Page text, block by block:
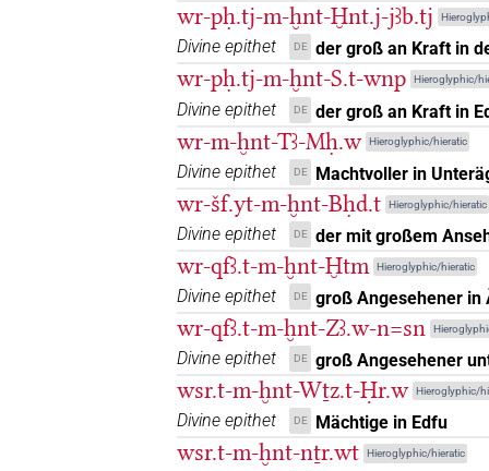
𓐝𓃿 | 1× PREP (1)
𓐝𓃿𓏏 | 36× PREP (e.g.1 ,2,3,4,5,
𓐝𓃿𓏤 | 2× PREP (1,2)
𓐝𓏃 | 2× PREP (1,2) | 1×
𓐝𔍹 | 1× PREP(infl. unedited) (1)
𓐝𔍹𓈖𓏏𓏏 | 1× (1)
𓐝𔍹𓈖𓏏𓏭 | 1× PREP(infl. unedited) (1)
𓐝𔍻 | 1× PREP:stpr (1)
𓐝𔍼 𓏏𓏭 (1)
wr-pḥ.tj-m-ḫnt-Ḫnt.j-jꜣb.tj
Divine epithet DE der groß an Kraft in
wr-pḥ.tj-m-ḫnt-S.t-wnp Hieroglyphic/
Divine epithet DE der groß an Kraft in
wr-m-ḫnt-Tꜣ-Mḥ.w Hieroglyphic/hieratic
Divine epithet DE Machtvoller in
wr-šf.yt-m-ḫnt-Bḥd.t Hieroglyphic/hieratic
Divine epithet DE der mit großem
wr-qfꜣ.t-m-ḫnt-Ḫtm Hieroglyphic/hieratic
Divine epithet DE groß Angesehener in
wr-qfꜣ.t-m-ḫnt-Zꜣ.w-n=sn
Divine epithet DE groß Angesehener
wsr.t-m-ḫnt-Wṯz.t-Ḥr.w Hieroglyphic/
Divine epithet DE Mächtige in Edfu
wsr.t-m-ḫnt-nṯr.wt Hieroglyphic/hieratic